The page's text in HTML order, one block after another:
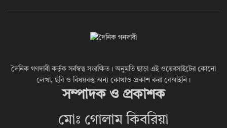
দৈনিক গণদাবী কর্তৃক সর্বস্বত্ব সংরক্ষিত। অনুমতি ছাড়া এই ওয়েবসাইটের কোনো
লেখা, ছবি ও বিষয়বস্তু অন্য কোথাও প্রকাশ করা বেআইনি।
সম্পাদক ও প্রকাশক
মোঃ গোলাম কিবরিয়া